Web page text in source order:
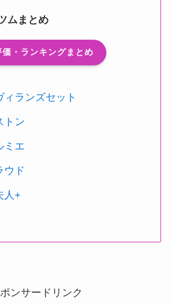
ムまとめ
・ランキングまとめ
ィランズセット
トン
ミエ
ウド
人+
ンサードリンク